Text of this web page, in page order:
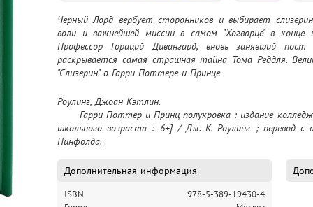
Черный Лорд вербует сторонников и выбирает
воли и важнейшей миссии в самом "Хогварце" в конце
Профессор Гораций Дивангард, вновь занявший пост
раскрывается самая страшная тайна Тома Реддля.
"Слизерин" о Гарри Поттере и Принце
Роулинг, Джоан Кэтлин.
	Гарри Поттер и Принц-полукровка : издание колледжа школы "Хогварц" : [роман : для среднего
школьного возраста : 6+] / Дж. К. Роулинг ; перевод с
Пинфолда.
Дополнительная информация
ISBN
978-5-389-19430-4